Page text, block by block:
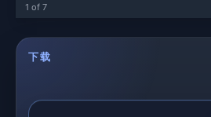
1 of 7
下载